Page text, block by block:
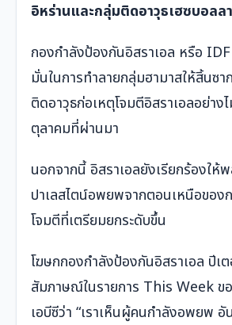
อิหร่านและกลุ่มติดอาวุธเฮซบอลล
กองกำลังป้องกันอิสราเอล หรือ
มั่นในการทำลายกลุ่มฮามาสให้สิ้นซ
ติดอาวุธก่อเหตุโจมตีอิสราเอลอย่า
ตุลาคมที่ผ่านมา
นอกจากนี้ อิสราเอลยังเรียกร้องให้
ปาเลสไตน์อพยพจากตอนเหนือของ
โจมตีที่เตรียมยกระดับขึ้น
โฆษกกองกำลังป้องกันอิสราเอล ปีเ
สัมภาษณ์ในรายการ This Week ข
เอบีซีว่า “เราเห็นผู้คนกำลังอพยพ อั